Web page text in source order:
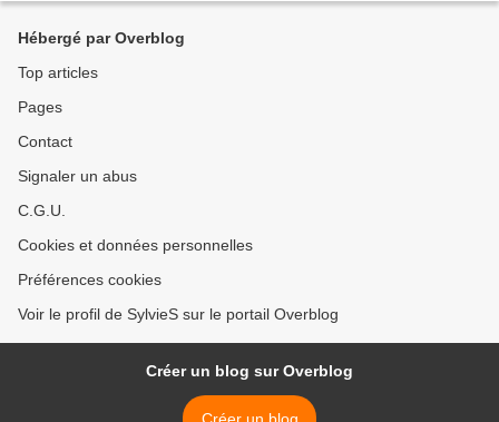
Hébergé par Overblog
Top articles
Pages
Contact
Signaler un abus
C.G.U.
Cookies et données personnelles
Préférences cookies
Voir le profil de SylvieS sur le portail Overblog
Créer un blog sur Overblog